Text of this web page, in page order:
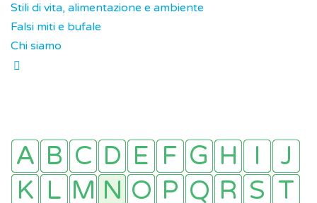
Stili di vita, alimentazione e ambiente
Falsi miti e bufale
Chi siamo